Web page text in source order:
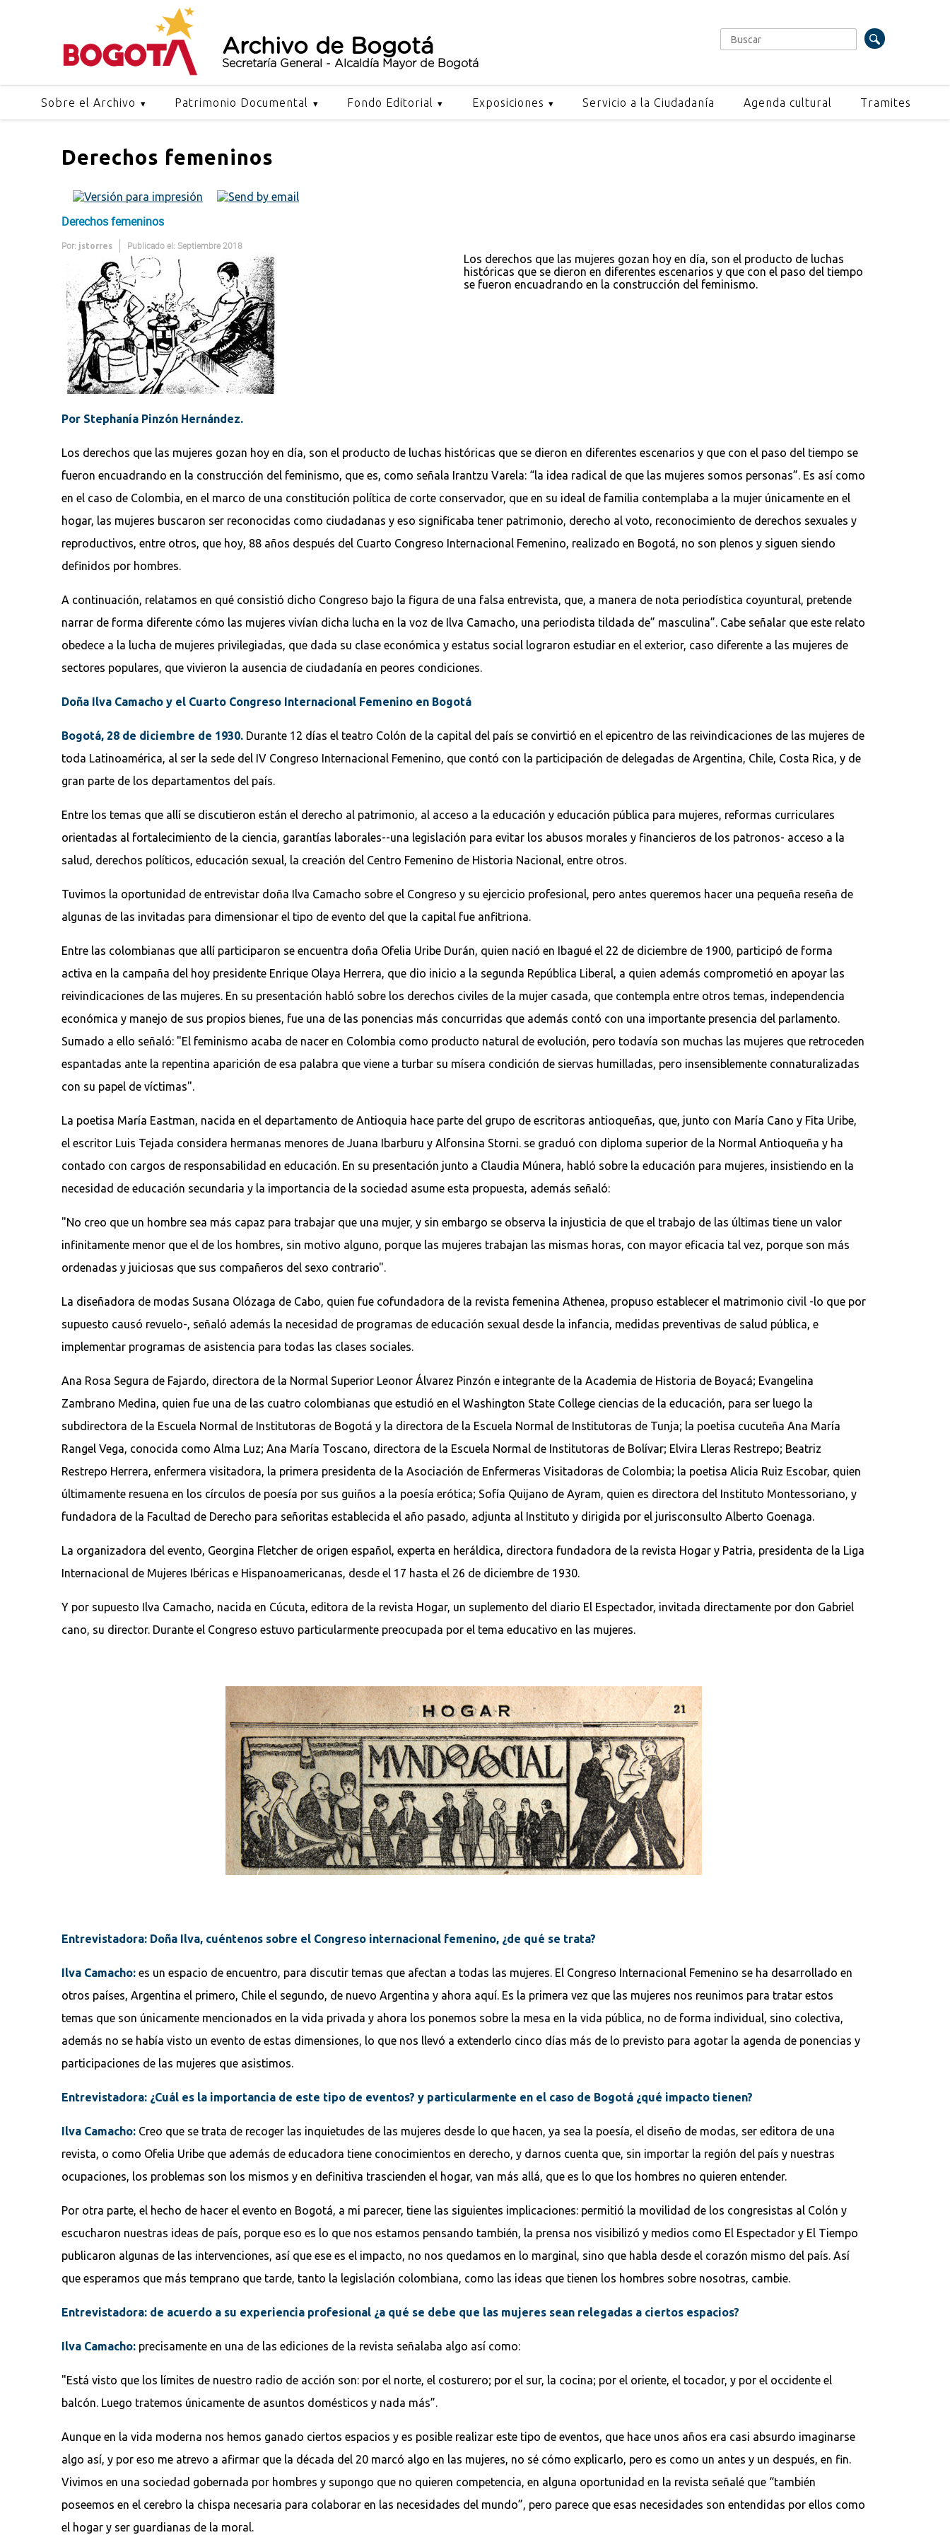
Archivo de Bogotá
Secretaría General - Alcaldía Mayor de Bogotá
Formulario de búsqueda
Buscar
Sobre el Archivo Patrimonio Documental Fondo Editorial Exposiciones Servicio a la Ciudadanía Agenda cultural Tramites
Derechos femeninos
Derechos femeninos
Por: jstorres Publicado el: Septiembre 2018
Los derechos que las mujeres gozan hoy en día, son el producto de luchas
históricas que se dieron en diferentes escenarios y que con el paso del tiempo
se fueron encuadrando en la construcción del feminismo.
Por Stephanía Pinzón Hernández.
Los derechos que las mujeres gozan hoy en día, son el producto de luchas históricas que se dieron en diferentes escenarios y que con el paso del tiempo se
fueron encuadrando en la construcción del feminismo, que es, como señala Irantzu Varela: “la idea radical de que las mujeres somos personas”. Es así como
en el caso de Colombia, en el marco de una constitución política de corte conservador, que en su ideal de familia contemplaba a la mujer únicamente en el
hogar, las mujeres buscaron ser reconocidas como ciudadanas y eso significaba tener patrimonio, derecho al voto, reconocimiento de derechos sexuales y
reproductivos, entre otros, que hoy, 88 años después del Cuarto Congreso Internacional Femenino, realizado en Bogotá, no son plenos y siguen siendo
definidos por hombres.
A continuación, relatamos en qué consistió dicho Congreso bajo la figura de una falsa entrevista, que, a manera de nota periodística coyuntural, pretende
narrar de forma diferente cómo las mujeres vivían dicha lucha en la voz de Ilva Camacho, una periodista tildada de” masculina”. Cabe señalar que este relato
obedece a la lucha de mujeres privilegiadas, que dada su clase económica y estatus social lograron estudiar en el exterior, caso diferente a las mujeres de
sectores populares, que vivieron la ausencia de ciudadanía en peores condiciones.
Doña Ilva Camacho y el Cuarto Congreso Internacional Femenino en Bogotá
Bogotá, 28 de diciembre de 1930. Durante 12 días el teatro Colón de la capital del país se convirtió en el epicentro de las reivindicaciones de las mujeres de
toda Latinoamérica, al ser la sede del IV Congreso Internacional Femenino, que contó con la participación de delegadas de Argentina, Chile, Costa Rica, y de
gran parte de los departamentos del país.
Entre los temas que allí se discutieron están el derecho al patrimonio, al acceso a la educación y educación pública para mujeres, reformas curriculares
orientadas al fortalecimiento de la ciencia, garantías laborales--una legislación para evitar los abusos morales y financieros de los patronos- acceso a la
salud, derechos políticos, educación sexual, la creación del Centro Femenino de Historia Nacional, entre otros.
Tuvimos la oportunidad de entrevistar doña Ilva Camacho sobre el Congreso y su ejercicio profesional, pero antes queremos hacer una pequeña reseña de
algunas de las invitadas para dimensionar el tipo de evento del que la capital fue anfitriona.
Entre las colombianas que allí participaron se encuentra doña Ofelia Uribe Durán, quien nació en Ibagué el 22 de diciembre de 1900, participó de forma
activa en la campaña del hoy presidente Enrique Olaya Herrera, que dio inicio a la segunda República Liberal, a quien además comprometió en apoyar las
reivindicaciones de las mujeres. En su presentación habló sobre los derechos civiles de la mujer casada, que contempla entre otros temas, independencia
económica y manejo de sus propios bienes, fue una de las ponencias más concurridas que además contó con una importante presencia del parlamento.
Sumado a ello señaló: "El feminismo acaba de nacer en Colombia como producto natural de evolución, pero todavía son muchas las mujeres que retroceden
espantadas ante la repentina aparición de esa palabra que viene a turbar su mísera condición de siervas humilladas, pero insensiblemente connaturalizadas
con su papel de víctimas".
La poetisa María Eastman, nacida en el departamento de Antioquia hace parte del grupo de escritoras antioqueñas, que, junto con María Cano y Fita Uribe,
el escritor Luis Tejada considera hermanas menores de Juana Ibarburu y Alfonsina Storni. se graduó con diploma superior de la Normal Antioqueña y ha
contado con cargos de responsabilidad en educación. En su presentación junto a Claudia Múnera, habló sobre la educación para mujeres, insistiendo en la
necesidad de educación secundaria y la importancia de la sociedad asume esta propuesta, además señaló:
"No creo que un hombre sea más capaz para trabajar que una mujer, y sin embargo se observa la injusticia de que el trabajo de las últimas tiene un valor
infinitamente menor que el de los hombres, sin motivo alguno, porque las mujeres trabajan las mismas horas, con mayor eficacia tal vez, porque son más
ordenadas y juiciosas que sus compañeros del sexo contrario".
La diseñadora de modas Susana Olózaga de Cabo, quien fue cofundadora de la revista femenina Athenea, propuso establecer el matrimonio civil -lo que por
supuesto causó revuelo-, señaló además la necesidad de programas de educación sexual desde la infancia, medidas preventivas de salud pública, e
implementar programas de asistencia para todas las clases sociales.
Ana Rosa Segura de Fajardo, directora de la Normal Superior Leonor Álvarez Pinzón e integrante de la Academia de Historia de Boyacá; Evangelina
Zambrano Medina, quien fue una de las cuatro colombianas que estudió en el Washington State College ciencias de la educación, para ser luego la
subdirectora de la Escuela Normal de Institutoras de Bogotá y la directora de la Escuela Normal de Institutoras de Tunja; la poetisa cucuteña Ana María
Rangel Vega, conocida como Alma Luz; Ana María Toscano, directora de la Escuela Normal de Institutoras de Bolívar; Elvira Lleras Restrepo; Beatriz
Restrepo Herrera, enfermera visitadora, la primera presidenta de la Asociación de Enfermeras Visitadoras de Colombia; la poetisa Alicia Ruiz Escobar, quien
últimamente resuena en los círculos de poesía por sus guiños a la poesía erótica; Sofía Quijano de Ayram, quien es directora del Instituto Montessoriano, y
fundadora de la Facultad de Derecho para señoritas establecida el año pasado, adjunta al Instituto y dirigida por el jurisconsulto Alberto Goenaga.
La organizadora del evento, Georgina Fletcher de origen español, experta en heráldica, directora fundadora de la revista Hogar y Patria, presidenta de la Liga
Internacional de Mujeres Ibéricas e Hispanoamericanas, desde el 17 hasta el 26 de diciembre de 1930.
Y por supuesto Ilva Camacho, nacida en Cúcuta, editora de la revista Hogar, un suplemento del diario El Espectador, invitada directamente por don Gabriel
cano, su director. Durante el Congreso estuvo particularmente preocupada por el tema educativo en las mujeres.
Entrevistadora: Doña Ilva, cuéntenos sobre el Congreso internacional femenino, ¿de qué se trata?
Ilva Camacho: es un espacio de encuentro, para discutir temas que afectan a todas las mujeres. El Congreso Internacional Femenino se ha desarrollado en
otros países, Argentina el primero, Chile el segundo, de nuevo Argentina y ahora aquí. Es la primera vez que las mujeres nos reunimos para tratar estos
temas que son únicamente mencionados en la vida privada y ahora los ponemos sobre la mesa en la vida pública, no de forma individual, sino colectiva,
además no se había visto un evento de estas dimensiones, lo que nos llevó a extenderlo cinco días más de lo previsto para agotar la agenda de ponencias y
participaciones de las mujeres que asistimos.
Entrevistadora: ¿Cuál es la importancia de este tipo de eventos? y particularmente en el caso de Bogotá ¿qué impacto tienen?
Ilva Camacho: Creo que se trata de recoger las inquietudes de las mujeres desde lo que hacen, ya sea la poesía, el diseño de modas, ser editora de una
revista, o como Ofelia Uribe que además de educadora tiene conocimientos en derecho, y darnos cuenta que, sin importar la región del país y nuestras
ocupaciones, los problemas son los mismos y en definitiva trascienden el hogar, van más allá, que es lo que los hombres no quieren entender.
Por otra parte, el hecho de hacer el evento en Bogotá, a mi parecer, tiene las siguientes implicaciones: permitió la movilidad de los congresistas al Colón y
escucharon nuestras ideas de país, porque eso es lo que nos estamos pensando también, la prensa nos visibilizó y medios como El Espectador y El Tiempo
publicaron algunas de las intervenciones, así que ese es el impacto, no nos quedamos en lo marginal, sino que habla desde el corazón mismo del país. Así
que esperamos que más temprano que tarde, tanto la legislación colombiana, como las ideas que tienen los hombres sobre nosotras, cambie.
Entrevistadora: de acuerdo a su experiencia profesional ¿a qué se debe que las mujeres sean relegadas a ciertos espacios?
Ilva Camacho: precisamente en una de las ediciones de la revista señalaba algo así como:
"Está visto que los límites de nuestro radio de acción son: por el norte, el costurero; por el sur, la cocina; por el oriente, el tocador, y por el occidente el
balcón. Luego tratemos únicamente de asuntos domésticos y nada más”.
Aunque en la vida moderna nos hemos ganado ciertos espacios y es posible realizar este tipo de eventos, que hace unos años era casi absurdo imaginarse
algo así, y por eso me atrevo a afirmar que la década del 20 marcó algo en las mujeres, no sé cómo explicarlo, pero es como un antes y un después, en fin.
Vivimos en una sociedad gobernada por hombres y supongo que no quieren competencia, en alguna oportunidad en la revista señalé que “también
poseemos en el cerebro la chispa necesaria para colaborar en las necesidades del mundo”, pero parece que esas necesidades son entendidas por ellos como
el hogar y ser guardianas de la moral.